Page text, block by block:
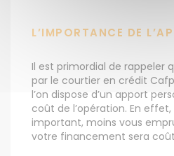
L’IMPORTANCE DE
Il est primordial de rappeler
par le courtier en crédit
l’on dispose d’un apport
coût de l’opération. En
important, moins vous
votre financement sera